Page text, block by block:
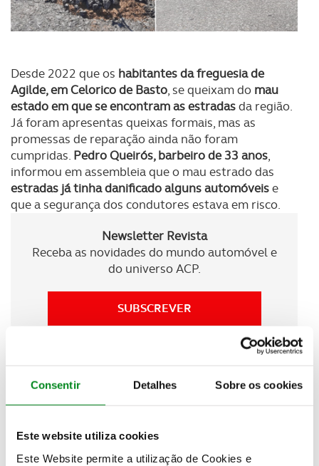
Consentir Detalhes Sobre os cookies
Este website utiliza cookies
Este Website permite a utilização de Cookies e
Desde 2022 que os habitantes da freguesia de
Agilde, em Celorico de Basto, se queixam do mau
estado em que se encontram as estradasda região.
Já foram apresentas queixas formais, mas as
promessas de reparação ainda não foram
cumpridas. Pedro Queirós, barbeiro de 33 anos,
informou em assembleia que o mau estrado das
estradas já tinha danificado alguns automóveise
que a segurança dos condutores estava em risco.
Newsletter Revista
Receba as novidades do mundo automóvel e
do universo ACP.
SUBSCREVER
O problema eratema recorrente entre os
moradorestanto pelo incómodo causado como
os buracos já provocaram. Visto que de outra forma
problema, e sendoCelorico de Basto a capital das
camélias da Europa, a ideia de as plantar nos